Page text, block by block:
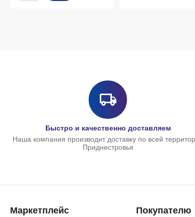
Быстро и качественно доставляем
Наша компания производит доставку по всей
Приднестровья
Маркетплейс Покупателю